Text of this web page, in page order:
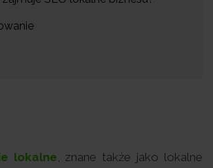
lokalne , znane także jako lokalne